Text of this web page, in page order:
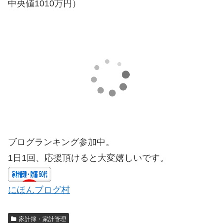
中央値1010万円）
ブログランキング参加中。
1日1回、応援頂けると大変嬉しいです。
にほんブログ村
家計簿・家計管理